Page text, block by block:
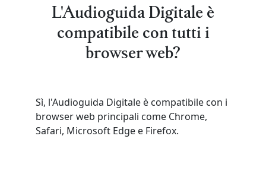
L'Audioguida Digitale è
compatibile con tutti i
browser web?
Sì, l'Audioguida Digitale è compatibile con i
browser web principali come Chrome,
Safari, Microsoft Edge e Firefox.